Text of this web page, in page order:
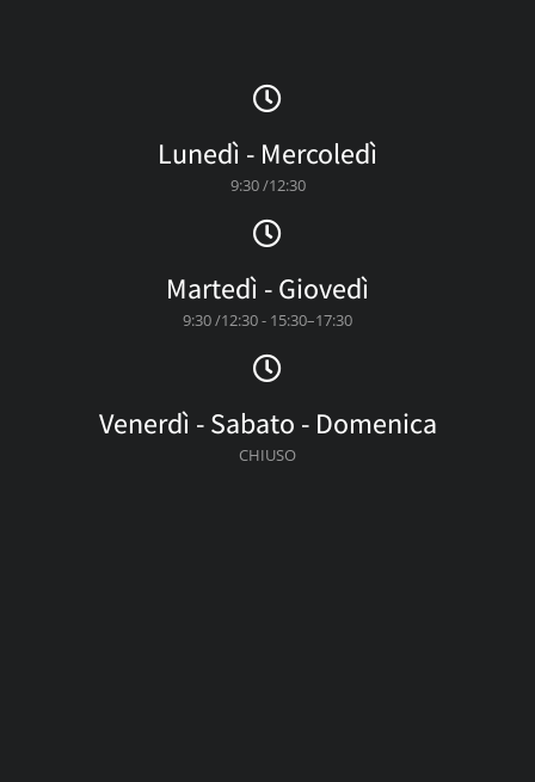
Lunedì - Mercoledì
9:30 /12:30
Martedì - Giovedì
9:30 /12:30 - 15:30–17:30
Venerdì - Sabato - Domenica
CHIUSO